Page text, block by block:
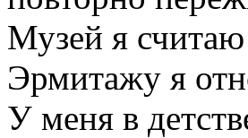
Музей я
Эрмитажу я
У меня в